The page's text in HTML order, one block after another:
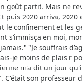
goût partit. Mais ne
puis 2020 arriva, 2020
le confinement et les
s'immisça en moi,
"Je souffrais
je moins de plaisir
m'a dit un jour
C'était son professeur